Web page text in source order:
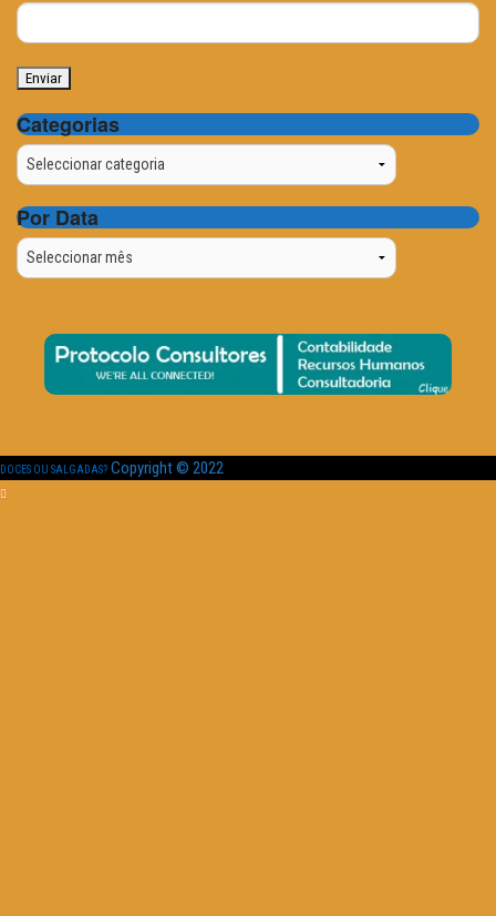
Categorias
Categorias
Por Data
Por
Data
DOCES OU SALGADAS? Copyright © 2022